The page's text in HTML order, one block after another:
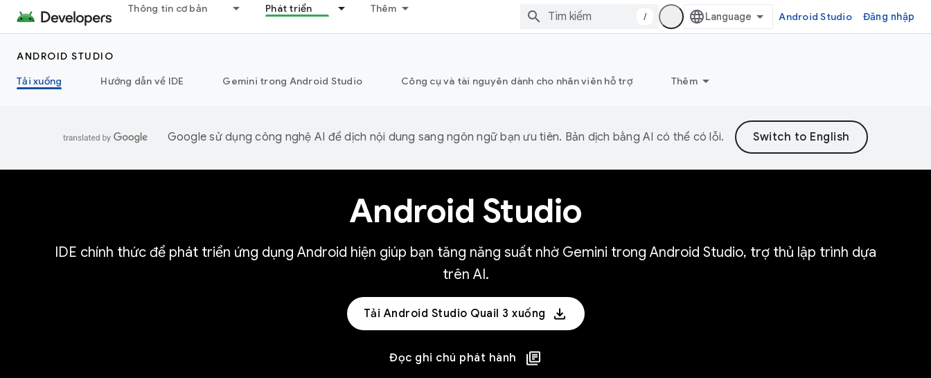
Thông tin cơ bản Phát triển Thêm
/ Android Studio Đăng nhập
ANDROID STUDIO
Tải xuống
Hướng dẫn về IDE Gemini trong Android Studio Công cụ và tài nguyên dành cho nhân viên hỗ trợ Thêm
Google sử dụng công nghệ AI để dịch nội dung sang ngôn ngữ bạn ưu tiên. Bản dịch bằng AI có thể có lỗi.
Android Studio
IDE chính thức để phát triển ứng dụng Android hiện giúp bạn tăng năng suất nhờ Gemini trong Android Studio, trợ thủ lập trình dựa
trên AI.
Tải Android Studio Quail 3 xuống
Đọc ghi chú phát hành